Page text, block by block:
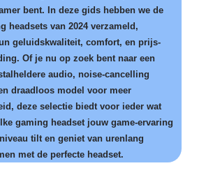
bent. In deze gids hebben we de
headsets van 2024 verzameld,
geluidskwaliteit, comfort, en prijs-
Of je nu op zoek bent naar een
audio, noise-cancelling
draadloos model voor meer
deze selectie biedt voor ieder wat
gaming headset jouw game-ervaring
tilt en geniet van urenlang
met de perfecte headset.